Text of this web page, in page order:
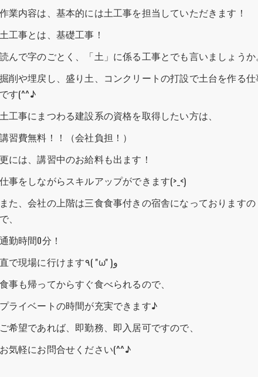
作業内容は、基本的には土工事を担当していただきます！
土工事とは、基礎工事！
読んで字のごとく、「土」に係る工事とでも言いましょうか
掘削や埋戻し、盛り土、コンクリートの打設で土台を作る仕
です(^^♪
土工事にまつわる建設系の資格を取得したい方は、
講習費無料！！（会社負担！）
更には、講習中のお給料も出ます！
仕事をしながらスキルアップができます(>_<)
また、会社の上階は三食食事付きの宿舎になっておりますの
で、
通勤時間0分！
直で現場に行けます٩( ''ω'' )و
食事も帰ってからすぐ食べられるので、
プライベートの時間が充実できます♪
ご希望であれば、即勤務、即入居可ですので、
お気軽にお問合せください(^^♪